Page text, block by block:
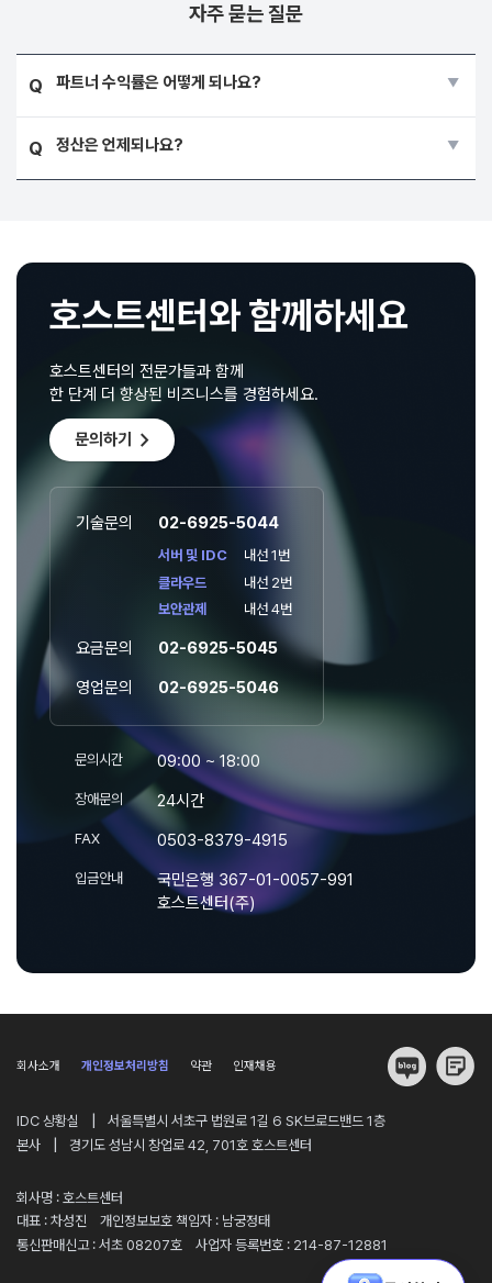
자주 묻는 질문
Q 파트너 수익률은 어떻게 되나요?
Q 정산은 언제되나요?
호스트센터와 함께하세요
호스트센터의 전문가들과 함께
한 단계 더 향상된 비즈니스를 경험하세요.
문의하기 chevron_right
기술문의 02-6925-5044
서버 및 IDC
내선 1번
클라우드
내선 2번
보안관제
내선 4번
요금문의
02-6925-5045
영업문의
02-6925-5046
문의시간 09:00 ~ 18:00
장애문의 24시간
FAX 0503-8379-4915
입금안내
국민은행 367-01-0057-991
호스트센터(주)
회사소개 개인정보처리방침 약관 인재채용
IDC 상황실
서울특별시 서초구 법원로 1길 6 SK브로드밴드 1층
본사
경기도 성남시 창업로 42, 701호 호스트센터
회사명 : 호스트센터
대표 : 차성진
개인정보보호 책임자 : 남궁정태
통신판매신고 : 서초 08207호
사업자 등록번호 : 214-87-12881